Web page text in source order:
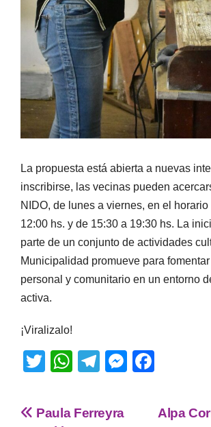
La propuesta está abierta a nuevas
inscribirse, las vecinas pueden
NIDO, de lunes a viernes, en el horario
12:00 hs. y de 15:30 a 19:30 hs. La
parte de un conjunto de actividades
Municipalidad promueve para
personal y comunitario en un entorno
activa.
¡Viralizalo!
T
tt
W
at
T
e
M
c
Alpa
Paula Ferreyra